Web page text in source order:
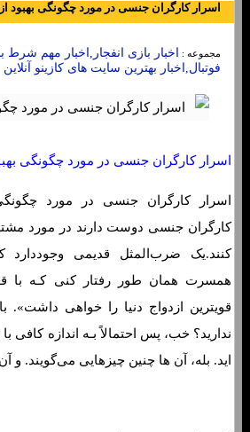
اسرار کارگران جنسی در مورد چگونگی بهبود
مجموعه :
اخبار بازی انفجار,اخبار مهم شرط
فوتبال,اخبار بهترین سایت های کازینو آنلاین
اسرار کارگران جنسی در مورد چگونگی
اسرار کارگران جنسی در مورد چگونگی
کارگران جنسی دوست دارند در مورد
کنند.یک ضرب‌المثل قدیمی وجوددارد
همسرت همان‌ طور رفتار کنی کـه با
قویترین ازدواج دنیا را خواهی داشت».
ندارید؟ خب، پس احتمالاً بـه اندازه
اید. بله، آن ها چنین چیزهایی می‌گویند. و